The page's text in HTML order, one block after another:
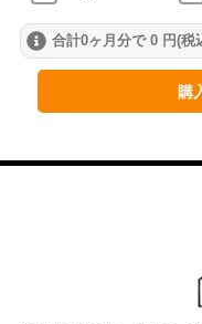
2024年
7月
合計0ヶ月分で 0 円(税
購